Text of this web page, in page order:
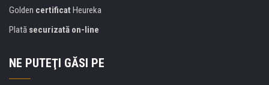
Golden certificat Heureka
Plată securizată on-line
NE PUTEŢI GĂSI PE